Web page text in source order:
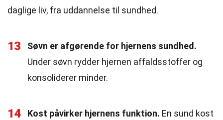
daglige liv, fra uddannelse til sundhed.
13
Søvn er afgørende for hjernens sundhed.
Under søvn rydder hjernen affaldsstoffer og
konsoliderer minder.
14 Kost påvirker hjernens funktion. En sund kost